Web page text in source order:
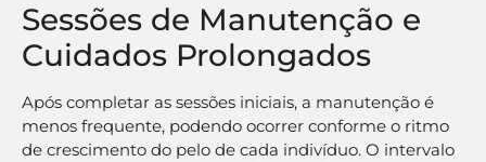
Sessões de Manutenção e
Cuidados Prolongados
Após completar as sessões iniciais, a manutenção é
menos frequente, podendo ocorrer conforme o ritmo
de crescimento do pelo de cada indivíduo. O intervalo